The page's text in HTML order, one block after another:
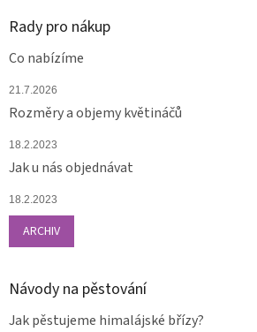
Rady pro nákup
Co nabízíme
21.7.2026
Rozměry a objemy květináčů
18.2.2023
Jak u nás objednávat
18.2.2023
ARCHIV
Návody na pěstování
Jak pěstujeme himalájské břízy?